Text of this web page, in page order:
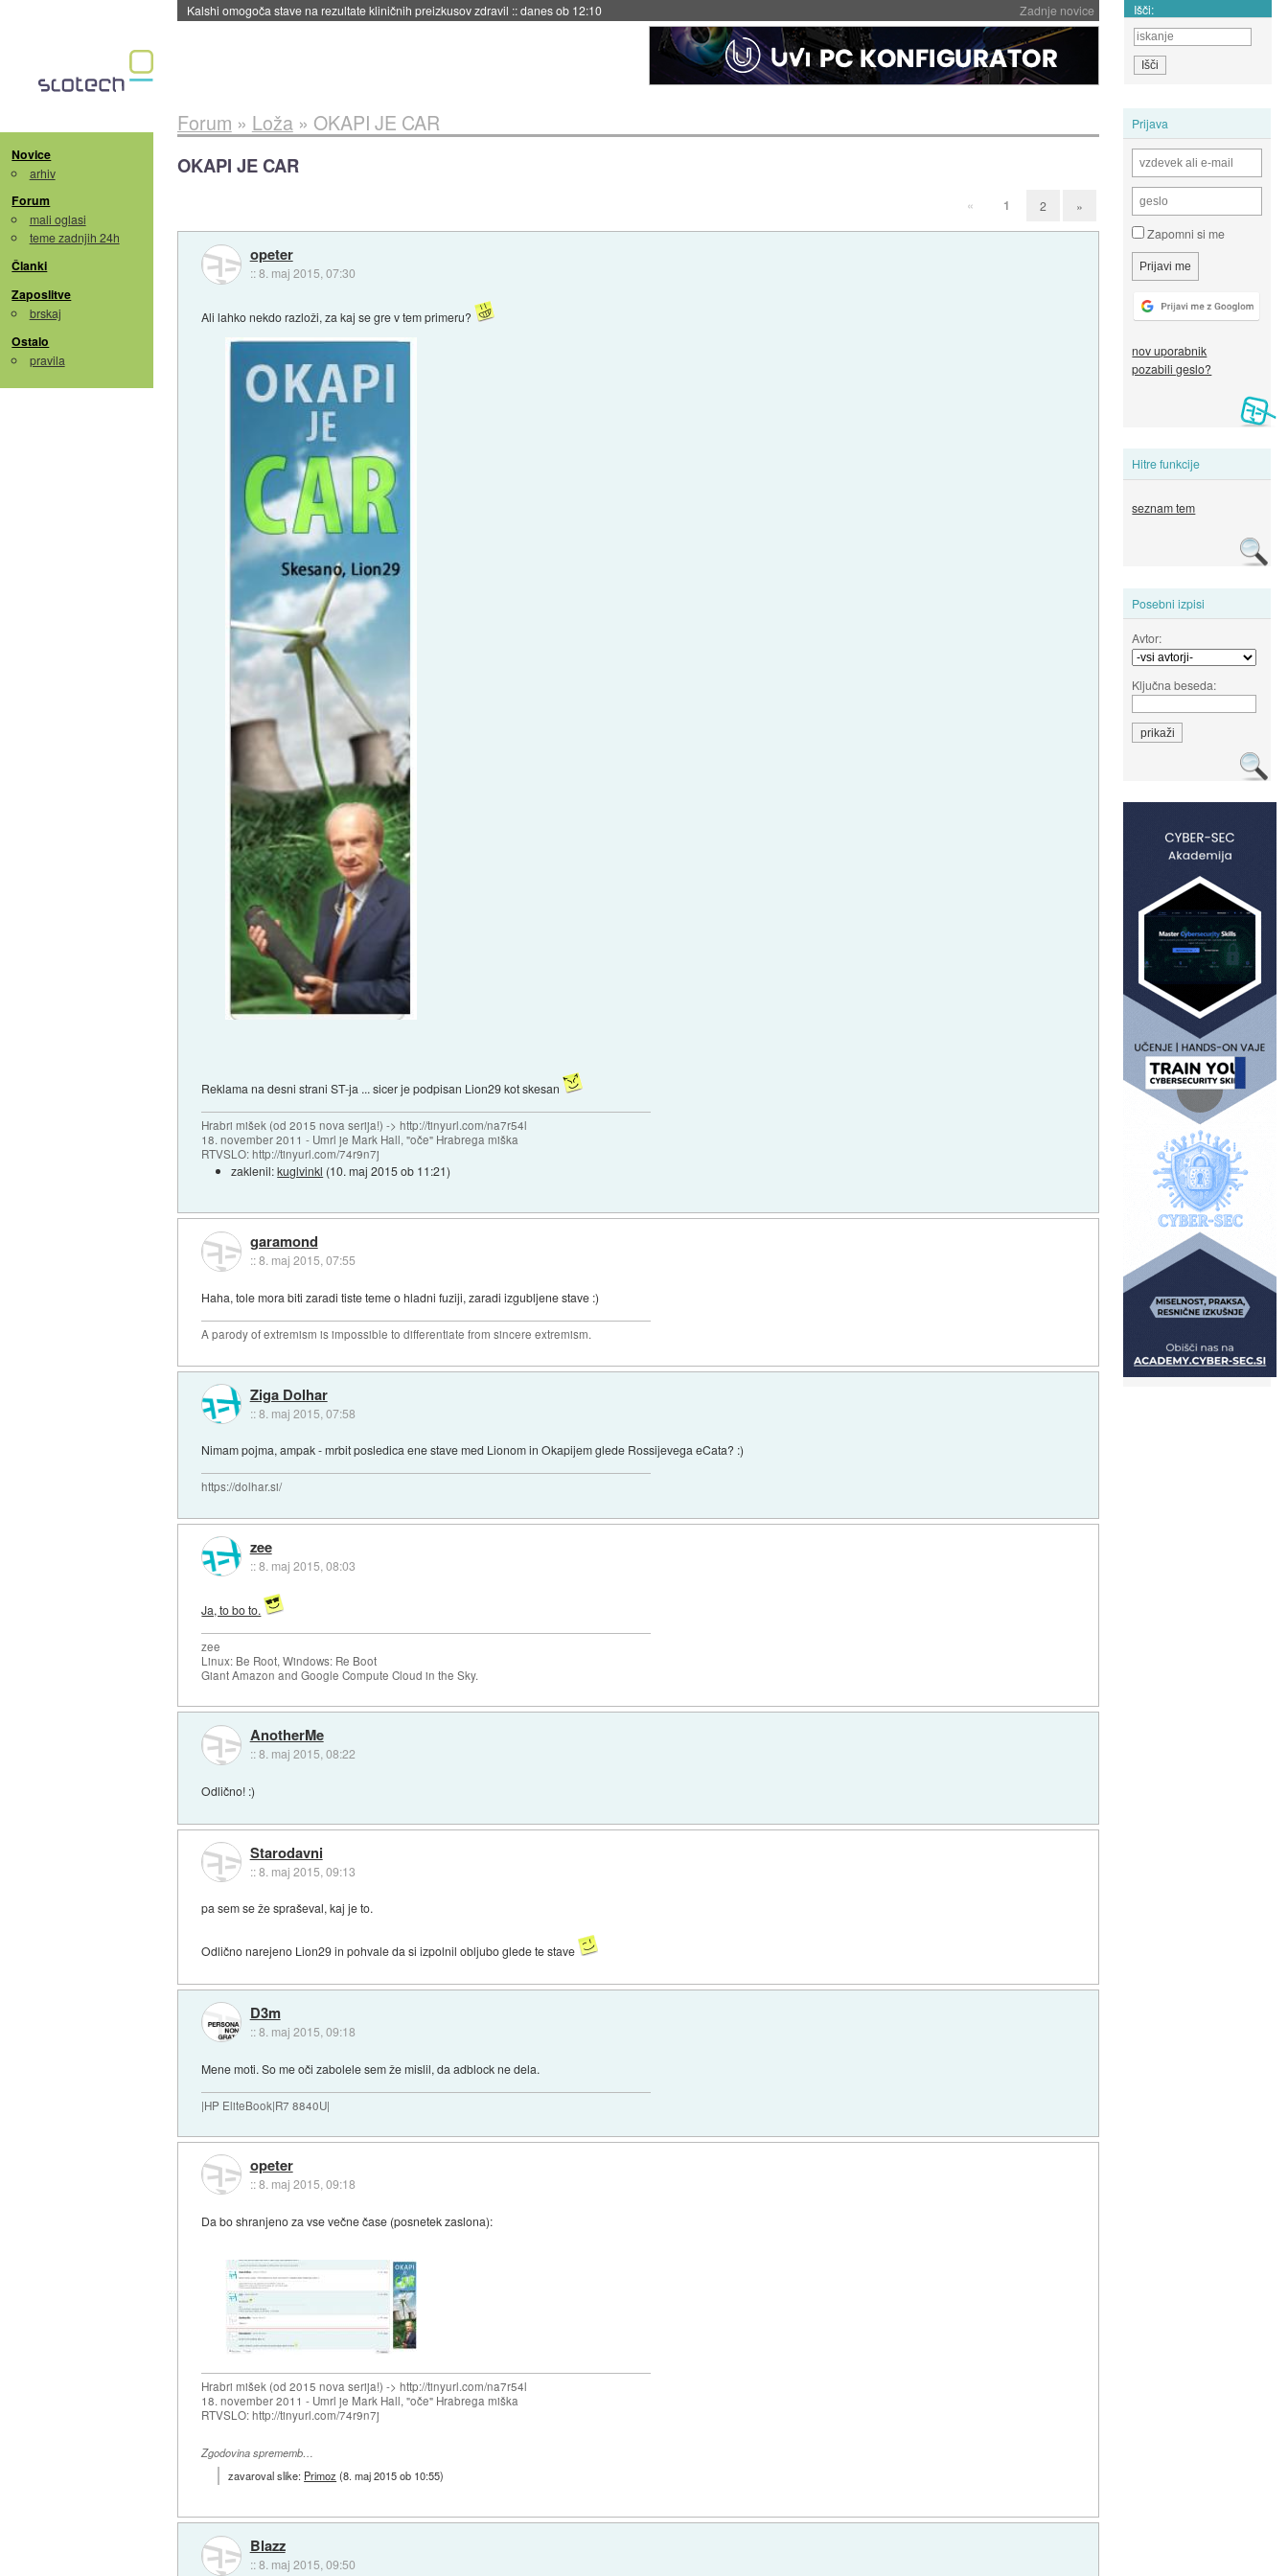
Zadnje novice
Sandisk že prodal več kot polovico SSD-jev za naslednji dve leti::danes ob 11:37 Išči:
Novice
arhiv
Forum
mali oglasi
teme zadnjih 24h
Članki
Zaposlitve
brskaj
Ostalo
pravila
Prijava
Zapomni si me
nov uporabnik
pozabili geslo?
Hitre funkcije
seznam tem
Posebni izpisi
Avtor:
Ključna beseda:
Forum » Loža» OKAPI JE CAR
OKAPI JE CAR
« 1 2 »
opeter
::8. maj 2015, 07:30
Ali lahko nekdo razloži, za kaj se gre v tem primeru?
Reklama na desni strani ST-ja ... sicer je podpisan Lion29 kot skesan
Hrabri mišek (od 2015 nova serija!) -> http://tinyurl.com/na7r54l
18. november 2011 - Umrl je Mark Hall, "oče" Hrabrega miška
RTVSLO: http://tinyurl.com/74r9n7j
zaklenil:kuglvinkl (10. maj 2015 ob 11:21)
garamond
::8. maj 2015, 07:55
Haha, tole mora biti zaradi tiste teme o hladni fuziji, zaradi izgubljene stave :)
A parody of extremism is impossible to differentiate from sincere extremism.
Ziga Dolhar
::8. maj 2015, 07:58
Nimam pojma, ampak - mrbit posledica ene stave med Lionom in Okapijem glede Rossijevega eCata? :)
https://dolhar.si/
zee
::8. maj 2015, 08:03
Ja, to bo to.
zee
Linux: Be Root, Windows: Re Boot
Giant Amazon and Google Compute Cloud in the Sky.
AnotherMe
::8. maj 2015, 08:22
Odlično! :)
Starodavni
::8. maj 2015, 09:13
pa sem se že spraševal, kaj je to.
Odlično narejeno Lion29 in pohvale da si izpolnil obljubo glede te stave
D3m
::8. maj 2015, 09:18
Mene moti. So me oči zabolele sem že mislil, da adblock ne dela.
|HP EliteBook|R7 8840U|
opeter
::8. maj 2015, 09:18
Da bo shranjeno za vse večne čase (posnetek zaslona):
Hrabri mišek (od 2015 nova serija!) -> http://tinyurl.com/na7r54l
18. november 2011 - Umrl je Mark Hall, "oče" Hrabrega miška
RTVSLO: http://tinyurl.com/74r9n7j
Zgodovina sprememb…
zavaroval slike: Primoz (8. maj 2015 ob 10:55)
Blazz
::8. maj 2015, 09:50